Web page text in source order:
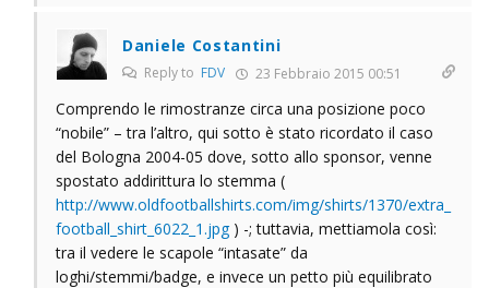
Daniele Costantini
Reply to FDV 23 Febbraio 2015 00:51
Comprendo le rimostranze circa una posizione poco
“nobile” – tra l’altro, qui sotto è stato ricordato il caso
del Bologna 2004-05 dove, sotto allo sponsor, venne
spostato addirittura lo stemma (
http://www.oldfootballshirts.com/img/shirts/1370/extra_
football_shirt_6022_1.jpg) -; tuttavia, mettiamola così:
tra il vedere le scapole “intasate” da
loghi/stemmi/badge, e invece un petto più equilibrato